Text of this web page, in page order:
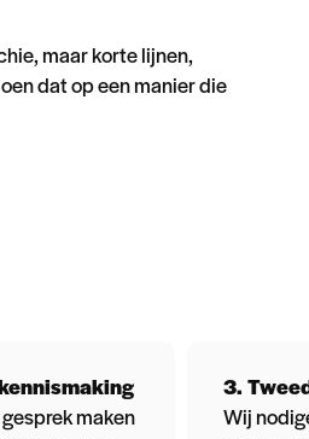
maar korte lijnen,
dat op een manier die
maken
3.
Wij